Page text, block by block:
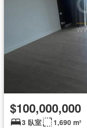
$100,000,000
3 臥室 1,690 m²